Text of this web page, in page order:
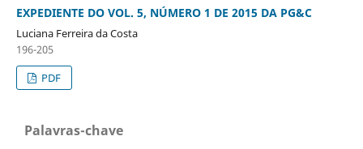
EXPEDIENTE DO VOL. 5, NÚMERO 1 DE 2015 DA PG&C
Luciana Ferreira da Costa
196-205
PDF
Palavras-chave